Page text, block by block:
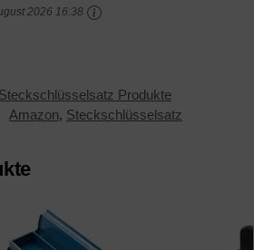
2026 16:38
Steckschlüsselsatz Produkte
Amazon, Steckschlüsselsatz